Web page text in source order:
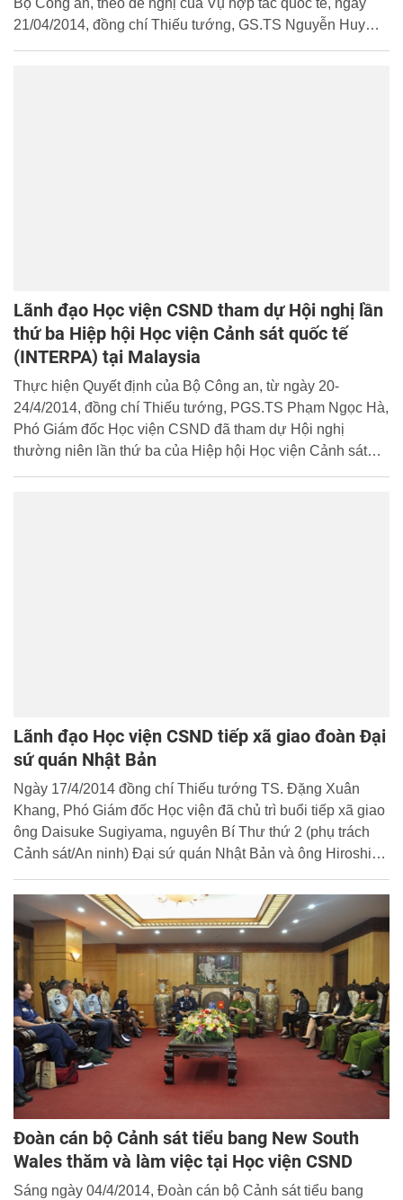
Bộ Công an, theo đề nghị của Vụ hợp tác quốc tế, ngày
21/04/2014, đồng chí Thiếu tướng, GS.TS Nguyễn Huy
Lãnh đạo Học viện CSND tham dự Hội nghị lần
thứ ba Hiệp hội Học viện Cảnh sát quốc tế
(INTERPA) tại Malaysia
Thực hiện Quyết định của Bộ Công an, từ ngày 20-
24/4/2014, đồng chí Thiếu tướng, PGS.TS Phạm Ngọc Hà,
Phó Giám đốc Học viện CSND đã tham dự Hội nghị
thường niên lần thứ ba của Hiệp hội Học viện Cảnh sát
Lãnh đạo Học viện CSND tiếp xã giao đoàn Đại
sứ quán Nhật Bản
Ngày 17/4/2014 đồng chí Thiếu tướng TS. Đặng Xuân
Khang, Phó Giám đốc Học viện đã chủ trì buổi tiếp xã giao
ông Daisuke Sugiyama, nguyên Bí Thư thứ 2 (phụ trách
Cảnh sát/An ninh) Đại sứ quán Nhật Bản và ông Hiroshi
tham dự buổi tiếp có đại diện Lãnh đạo Văn phòng Học
viện, Phòng Hợp tác quốc tế và cán bộ Đại sứ quán Nhật
Bản.
Đoàn cán bộ Cảnh sát tiểu bang New South
Wales thăm và làm việc tại Học viện CSND
Sáng ngày 04/4/2014, Đoàn cán bộ Cảnh sát tiểu bang